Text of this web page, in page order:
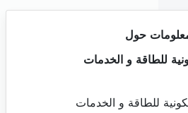
حول
للطاقة و الخدمات
للطاقة و الخدمات